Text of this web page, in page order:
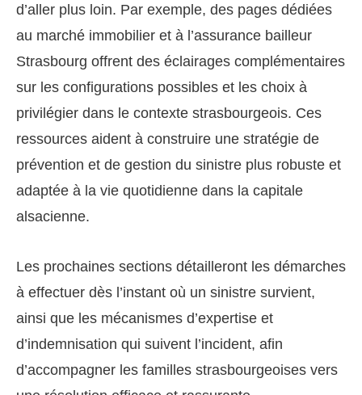
d’aller plus loin. Par exemple, des pages dédiées
au marché immobilier et à l’assurance bailleur
Strasbourg offrent des éclairages complémentaires
sur les configurations possibles et les choix à
privilégier dans le contexte strasbourgeois. Ces
ressources aident à construire une stratégie de
prévention et de gestion du sinistre plus robuste et
adaptée à la vie quotidienne dans la capitale
alsacienne.
Les prochaines sections détailleront les démarches
à effectuer dès l’instant où un sinistre survient,
ainsi que les mécanismes d’expertise et
d’indemnisation qui suivent l’incident, afin
d’accompagner les familles strasbourgeoises vers